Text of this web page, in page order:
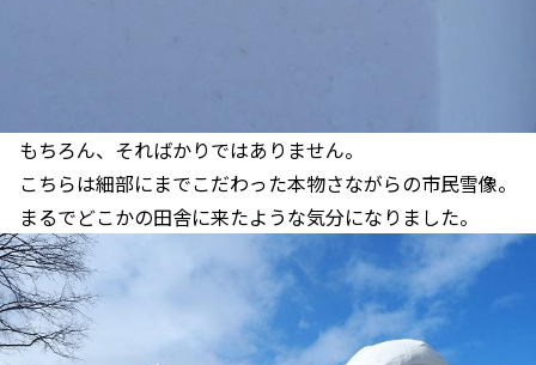
もちろん、そればかりではありません。
こちらは細部にまでこだわった本物さながらの市民雪像。
まるでどこかの田舎に来たような気分になりました。